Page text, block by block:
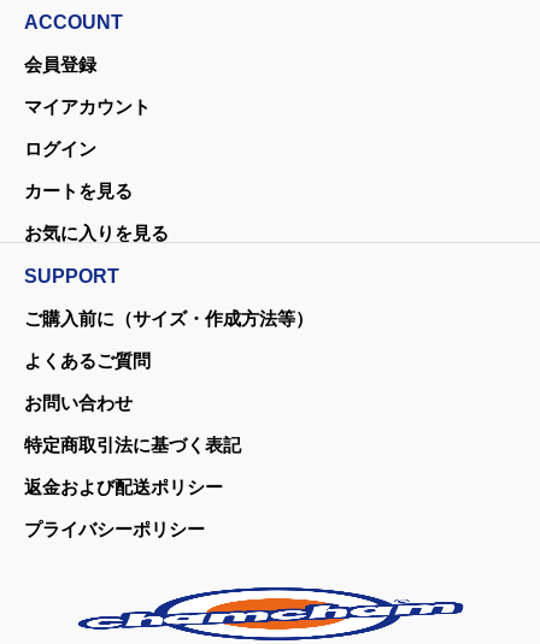
ACCOUNT
会員登録
マイアカウント
ログイン
カートを見る
お気に入りを見る
SUPPORT
ご購入前に（サイズ・作成方法等）
よくあるご質問
お問い合わせ
特定商取引法に基づく表記
返金および配送ポリシー
プライバシーポリシー